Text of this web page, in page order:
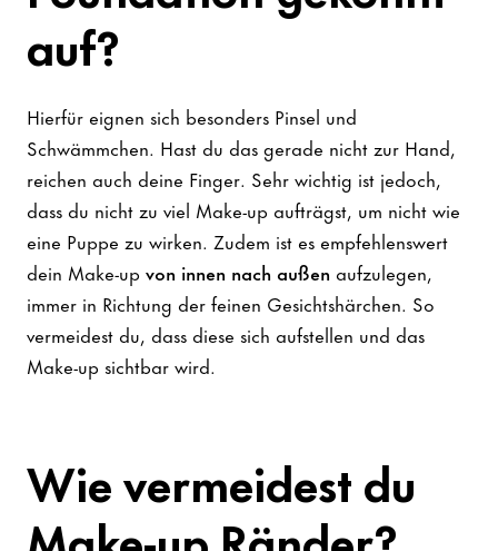
auf?
Hierfür eignen sich besonders Pinsel und
Schwämmchen. Hast du das gerade nicht zur Hand,
reichen auch deine Finger. Sehr wichtig ist jedoch,
dass du nicht zu viel Make-up aufträgst, um nicht wie
eine Puppe zu wirken. Zudem ist es empfehlenswert
dein Make-up von innen nach außen aufzulegen,
immer in Richtung der feinen Gesichtshärchen. So
vermeidest du, dass diese sich aufstellen und das
Make-up sichtbar wird.
Wie vermeidest du